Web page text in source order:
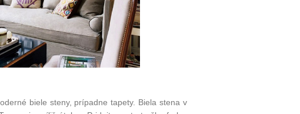
biele steny, prípadne tapety. Biela stena v